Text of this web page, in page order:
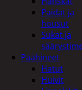
Paidat ja
housut
Sukat ja
Päähineet
Hatut
Huivit